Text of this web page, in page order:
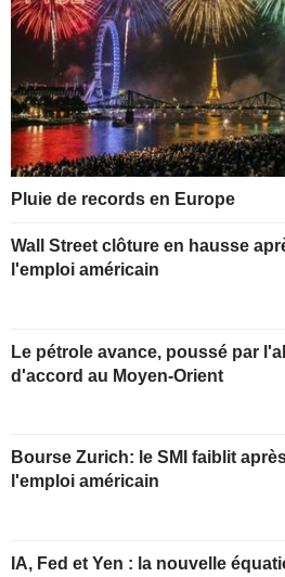
Pluie de records en Europe
Wall Street clôture en hausse
l'emploi américain
Le pétrole avance, poussé par
d'accord au Moyen-Orient
Bourse Zurich: le SMI faiblit
l'emploi américain
IA, Fed et Yen : la nouvelle